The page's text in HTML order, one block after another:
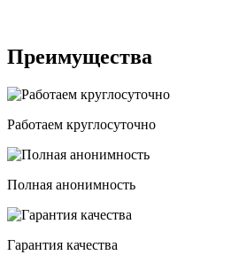
Преимущества
Работаем круглосуточно
Полная анонимность
Гарантия качества